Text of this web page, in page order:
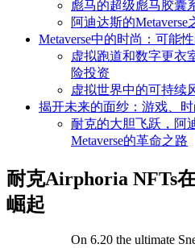
彪马的超级彪马胶囊
阿迪达斯的
Metaverse中的时尚：可能
虚拟跑道和数字更衣
险投资
虚拟世界中的可持续
揭开未来的面纱：游戏、
耐克的大胆飞跃，阿
Metaverse的革命之路
耐克Airphoria NFTs
崛起
On 6.20 the ultimate